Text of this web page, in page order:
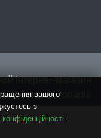
інтернет-магазин
побутових товарів
вашого
з
.